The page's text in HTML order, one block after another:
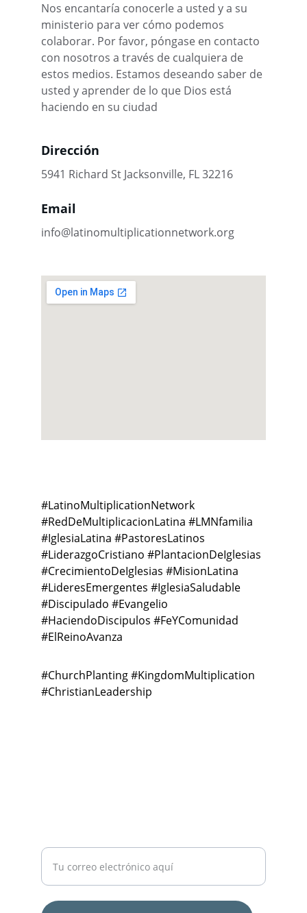
Nos encantaría conocerle a usted y a su
ministerio para ver cómo podemos
colaborar. Por favor, póngase en contacto
con nosotros a través de cualquiera de
estos medios. Estamos deseando saber de
usted y aprender de lo que Dios está
haciendo en su ciudad
Dirección
5941 Richard St Jacksonville, FL 32216
Email
info@latinomultiplicationnetwork.org
#LatinoMultiplicationNetwork
#RedDeMultiplicacionLatina #LMNfamilia
#IglesiaLatina #PastoresLatinos
#LiderazgoCristiano #PlantacionDeIglesias
#CrecimientoDeIglesias #MisionLatina
#LideresEmergentes #IglesiaSaludable
#Discipulado #Evangelio
#HaciendoDiscipulos #FeYComunidad
#ElReinoAvanza
#ChurchPlanting #KingdomMultiplication
#ChristianLeadership